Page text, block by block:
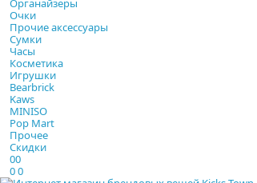
Очки
Прочие аксессуары
Сумки
Часы
Косметика
Игрушки
Bearbrick
Kaws
MINISO
Pop Mart
Прочее
Скидки
00
00